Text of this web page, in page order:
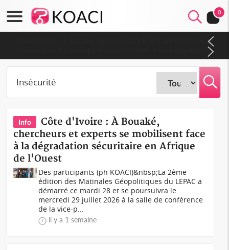
0
de la Guinée
Info
Côte d'Ivoire : À Bouaké,
chercheurs et experts se mobilisent face
à la dégradation sécuritaire en Afrique
de l'Ouest
Des participants (ph KOACI)&nbsp;La 2ème
édition des Matinales Géopolitiques du LEPAC a
démarré ce mardi 28 et se poursuivra le
mercredi 29 juillet 2026 à la salle de conférence
de la vice-p...
il y a 1 semaine